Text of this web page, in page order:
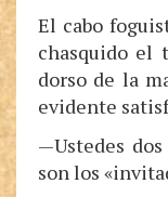
El cabo
chasquido el
dorso de la
evidente
—Ustedes
son los